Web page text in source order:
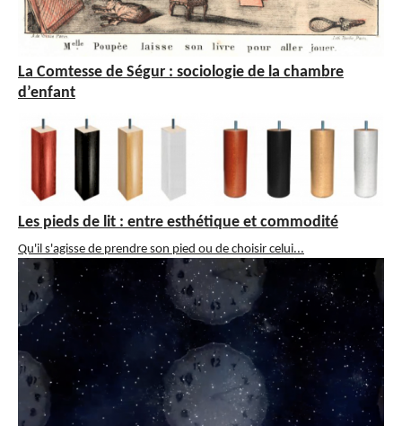
La Comtesse de Ségur : sociologie de la chambre
d’enfant
Les pieds de lit : entre esthétique et commodité
Qu'il s'agisse de prendre son pied ou de choisir celui...